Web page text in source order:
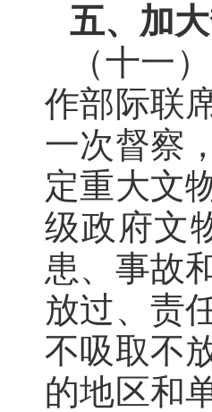
五、加
（十一
作部际联
一次督察 ，
定重大文
级政府文
患、事故
放过、责
不吸取不
的地区和